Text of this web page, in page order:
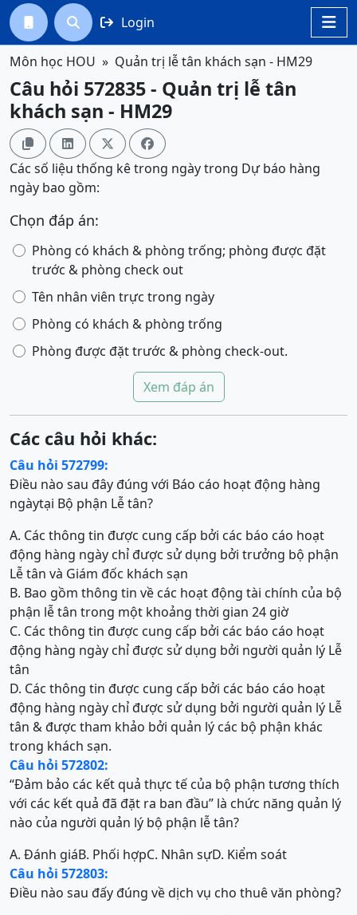

  Login
Môn học HOU Quản trị lễ tân khách sạn - HM29
Câu hỏi 572835 - Quản trị lễ tân
khách sạn - HM29
   
Các số liệu thống kê trong ngày trong Dự báo hàng
ngày bao gồm:
Chọn đáp án:
Phòng có khách & phòng trống; phòng được đặt
trước & phòng check out
Tên nhân viên trực trong ngày
Phòng có khách & phòng trống
Phòng được đặt trước & phòng check-out.
Xem đáp án
Các câu hỏi khác:
Câu hỏi 572799:
Điều nào sau đây đúng với Báo cáo hoạt động hàng
ngàytại Bộ phận Lễ tân?
A. Các thông tin được cung cấp bởi các báo cáo hoạt
động hàng ngày chỉ được sử dụng bởi trưởng bộ phận
Lễ tân và Giám đốc khách sạn
B. Bao gồm thông tin về các hoạt động tài chính của bộ
phận lễ tân trong một khoảng thời gian 24 giờ
C. Các thông tin được cung cấp bởi các báo cáo hoạt
động hàng ngày chỉ được sử dụng bởi người quản lý Lễ
tân
D. Các thông tin được cung cấp bởi các báo cáo hoạt
động hàng ngày chỉ được sử dụng bởi người quản lý Lễ
tân & được tham khảo bởi quản lý các bộ phận khác
trong khách sạn.
Câu hỏi 572802:
“Đảm bảo các kết quả thực tế của bộ phận tương thích
với các kết quả đã đặt ra ban đầu” là chức năng quản lý
nào của người quản lý bộ phận lễ tân?
A. Đánh giáB. Phối hợpC. Nhân sựD. Kiểm soát
Câu hỏi 572803:
Điều nào sau đấy đúng về dịch vụ cho thuê văn phòng?